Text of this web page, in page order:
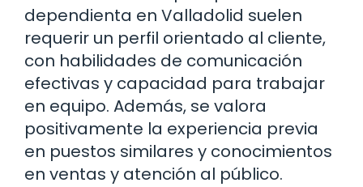
dependienta en Valladolid suelen
requerir un perfil orientado al cliente,
con habilidades de comunicación
efectivas y capacidad para trabajar
en equipo. Además, se valora
positivamente la experiencia previa
en puestos similares y conocimientos
en ventas y atención al público.